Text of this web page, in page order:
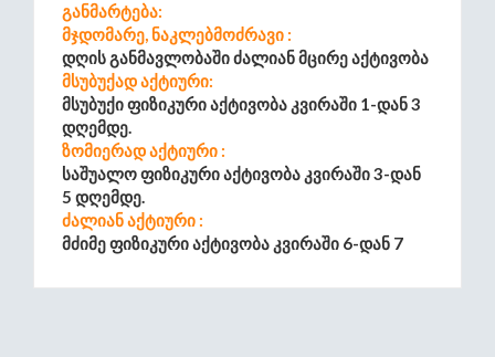
Განმარტება:
Მჯდომარე, Ნაკლებმოძრავი :
Დღის Განმავლობაში Ძალიან Მცირე Აქტივობა
Მსუბუქად Აქტიური:
Მსუბუქი Ფიზიკური Აქტივობა Კვირაში 1-Დან 3
Დღემდე.
Ზომიერად Აქტიური :
Საშუალო Ფიზიკური Აქტივობა Კვირაში 3-Დან
5 Დღემდე.
Ძალიან Აქტიური :
Მძიმე Ფიზიკური Აქტივობა Კვირაში 6-Დან 7
Უკიდურესად Აქტიური :